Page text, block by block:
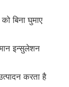
बिना घुमाए
इन्सुलेशन
करता है